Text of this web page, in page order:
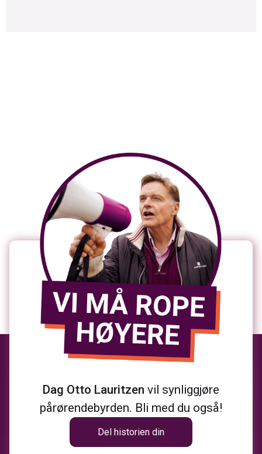
Dag Otto Lauritzen vil synliggjøre
pårørendebyrden. Bli med du også!
Del historien din